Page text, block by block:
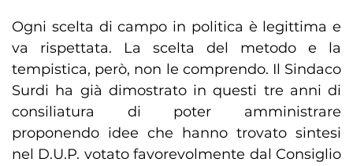
Ogni scelta di campo in politica è legittima e
va rispettata. La scelta del metodo e la
tempistica, però, non le comprendo. Il Sindaco
Surdi ha già dimostrato in questi tre anni di
consiliatura di poter amministrare
proponendo idee che hanno trovato sintesi
nel D.U.P. votato favorevolmente dal Consiglio